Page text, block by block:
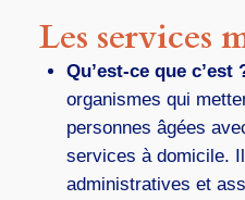
Les services
Qu’est-ce que c’est
organismes qui
personnes âgées
services à domicile.
administratives et